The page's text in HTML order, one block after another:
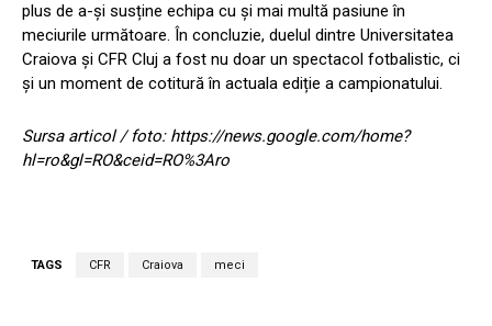
plus de a-și susține echipa cu și mai multă pasiune în
meciurile următoare. În concluzie, duelul dintre Universitatea
Craiova și CFR Cluj a fost nu doar un spectacol fotbalistic, ci
și un moment de cotitură în actuala ediție a campionatului.
Sursa articol / foto: https://news.google.com/home?
hl=ro&gl=RO&ceid=RO%3Aro
TAGS CFR Craiova meci